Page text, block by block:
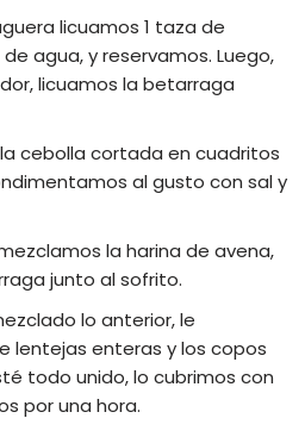
licuamos 1 taza de
agua, y reservamos. Luego,
licuamos la betarraga
cebolla cortada en cuadritos
al gusto con sal y
la harina de avena,
junto al sofrito.
lo anterior, le
lentejas enteras y los copos
todo unido, lo cubrimos con
por una hora.